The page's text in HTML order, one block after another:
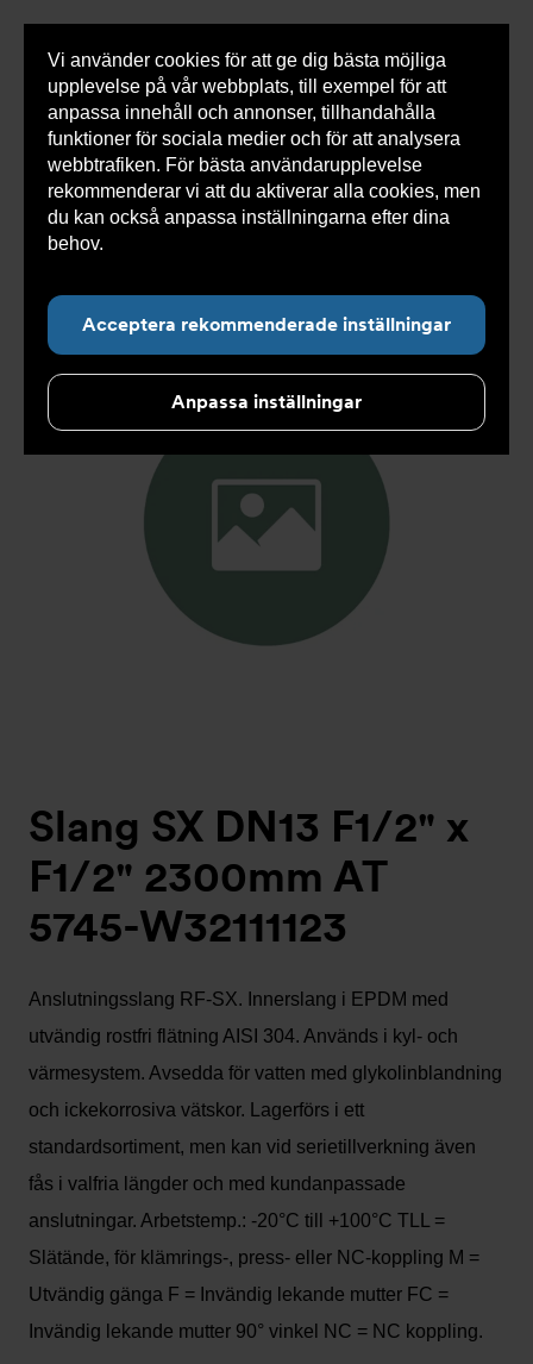
Vi använder cookies för att ge dig bästa möjliga
upplevelse på vår webbplats, till exempel för att
anpassa innehåll och annonser, tillhandahålla
funktioner för sociala medier och för att analysera
webbtrafiken. För bästa användarupplevelse
rekommenderar vi att du aktiverar alla cookies, men
du kan också anpassa inställningarna efter dina
behov.
Acceptera rekommenderade inställningar
Anpassa inställningar
0 varorSnabborder
Du
här:
Armatec > Produkter > Kyla > Slang >
Slang
> Slang SX AT 5745- >
Slang SX DN13 F1/2" x F1/2"
2300mm AT 5745-W32111123
Slang SX DN13 F1/2" x
F1/2" 2300mm AT
5745-W32111123
Anslutningsslang RF-SX. Innerslang i EPDM med
utvändig rostfri flätning AISI 304. Används i kyl- och
värmesystem. Avsedda för vatten med glykolinblandning
och ickekorrosiva vätskor. Lagerförs i ett
standardsortiment, men kan vid serietillverkning även
fås i valfria längder och med kundanpassade
anslutningar. Arbetstemp.: -20°C till +100°C TLL =
Slätände, för klämrings-, press- eller NC-koppling M =
Utvändig gänga F = Invändig lekande mutter FC =
Invändig lekande mutter 90° vinkel NC = NC koppling.